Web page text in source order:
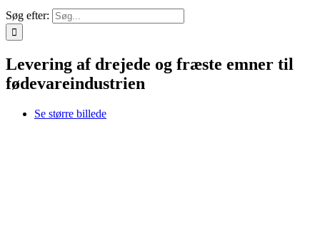
Søg efter:
Levering af drejede og fræste emner til
fødevareindustrien
Se større billede